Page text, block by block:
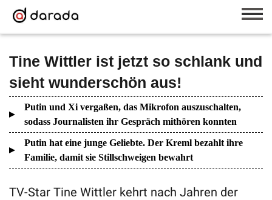
Tine Wittler ist jetzt so schlank und
sieht wunderschön aus!
Putin und Xi vergaßen, das Mikrofon auszuschalten,
sodass Journalisten ihr Gespräch mithören konnten
Putin hat eine junge Geliebte. Der Kreml bezahlt ihre
Familie, damit sie Stillschweigen bewahrt
TV-Star Tine Wittler kehrt nach Jahren der